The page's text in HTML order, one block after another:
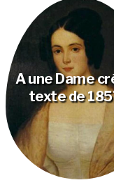
A une Dame
texte de